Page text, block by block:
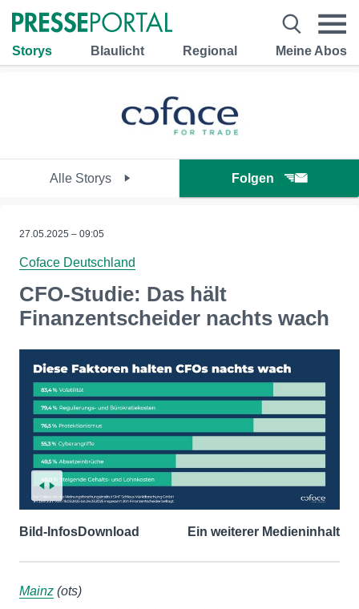
Storys Blaulicht Regional Meine Abos
Alle Storys Folgen
27.05.2025 – 09:05
Coface Deutschland
CFO-Studie: Das hält
Finanzentscheider nachts wach
Bild-InfosDownload Ein weiterer Medieninhalt
Mainz (ots)